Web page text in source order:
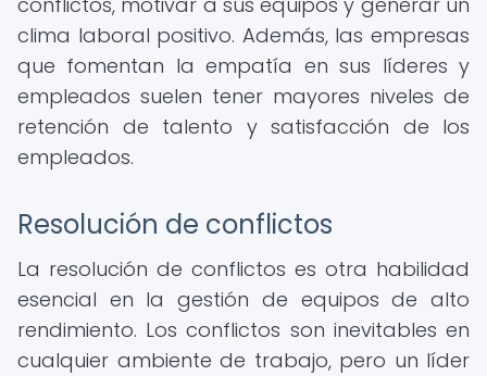
clima laboral positivo. Además, las empresas
que fomentan la empatía en sus líderes y
empleados suelen tener mayores niveles de
retención de talento y satisfacción de los
empleados.
Resolución de conflictos
La resolución de conflictos es otra habilidad
esencial en la gestión de equipos de alto
rendimiento. Los conflictos son inevitables en
cualquier ambiente de trabajo, pero un líder